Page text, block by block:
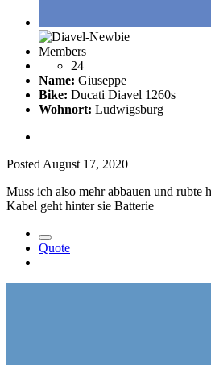
Members
24
Name: Giuseppe
Bike: Ducati Diavel 1260s
Wohnort: Ludwigsburg
Posted August 17, 2020
Muss ich also mehr abbauen und rubte
Kabel geht hinter sie Batterie
Quote